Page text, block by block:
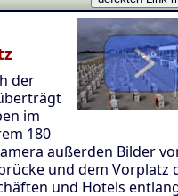
der
im
180
außerden Bilder
und dem Vorplatz
und Hotels